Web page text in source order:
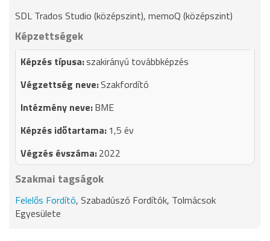
SDL Trados Studio (középszint), memoQ (középszint)
Képzettségek
szakirányú továbbképzés
Szakfordító
BME
1,5 év
2022
Szakmai tagságok
Felelős Fordító, Szabadúszó Fordítók, Tolmácsok
Egyesülete